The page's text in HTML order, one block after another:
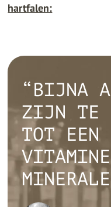
hartfalen:
“BIJNA
ZIJN TE
TOT EEN